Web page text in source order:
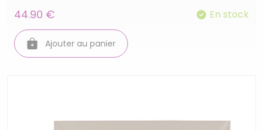
44.90 €
En stock
Ajouter au panier